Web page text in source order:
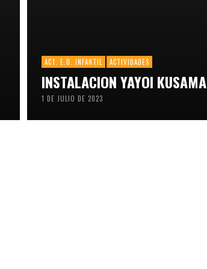
ACT. E.D. INFANTIL ACTIVIDADES
INSTALACION YAYOI KUSAMA
1 DE JULIO DE 2023